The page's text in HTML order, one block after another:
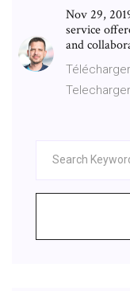
Nov 29,
service
and